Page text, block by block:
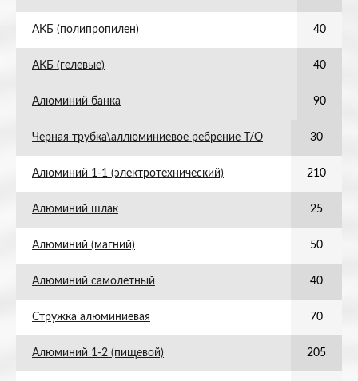
АКБ (полипропилен) 40
АКБ (гелевые) 40
Алюминий банка 90
Черная трубка\аллюминиевое ребрение Т/О 30
Алюминий 1-1 (электротехнический) 210
Алюминий шлак 25
Алюминий (магний) 50
Алюминий самолетный 40
Стружка алюминиевая 70
Алюминий 1-2 (пищевой) 205